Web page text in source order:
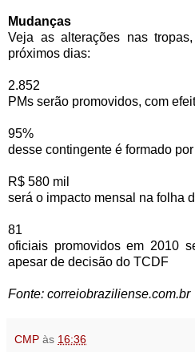
Mudanças
Veja as alterações nas
próximos dias:
2.852
PMs serão promovidos, com
95%
desse contingente é formado
R$ 580 mil
será o impacto mensal na folha
81
oficiais promovidos em 2010
apesar de decisão do TCDF
Fonte: correiobraziliense.com.br
CMP às 16:36